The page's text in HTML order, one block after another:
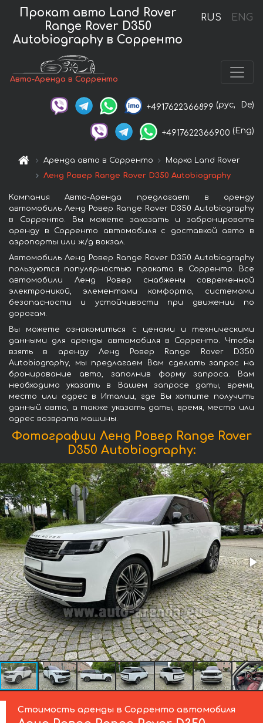
RUS ENG
Прокат авто Land Rover
Range Rover D350
Autobiography в Сорренто
Авто-Аренда в Сорренто
+4917622366899 (рус, De)
+4917622366900 (Eng)
Аренда авто в Сорренто
Марка Land Rover
Ленд Ровер Range Rover D350 Autobiography
Компания Авто-Аренда предлагает в аренду
автомобиль Ленд Ровер Range Rover D350 Autobiography
в Сорренто. Вы можете заказать и забронировать
аренду в Сорренто автомобиля с доставкой авто в
аэропорты или ж/д вокзал.
Автомобиль Ленд Ровер Range Rover D350 Autobiography
пользуются популярностью проката в Сорренто. Все
автомобили Ленд Ровер снабжены современной
электроникой, элементами комфорта, системами
безопасности и устойчивости при движении по
дорогам.
Вы можете ознакомиться с ценами и техническими
данными для аренды автомобиля в Сорренто. Чтобы
взять в аренду Ленд Ровер Range Rover D350
Autobiography, мы предлагаем Вам сделать запрос на
бронирование авто, заполнив форму запроса. Вам
необходимо указать в Вашем запросе даты, время,
место или адрес в Италии, где Вы хотите получить
данный авто, а также указать даты, время, место или
адрес возврата машины.
Фотографии Ленд Ровер Range Rover
D350 Autobiography:
Стоимость аренды в Сорренто автомобиля